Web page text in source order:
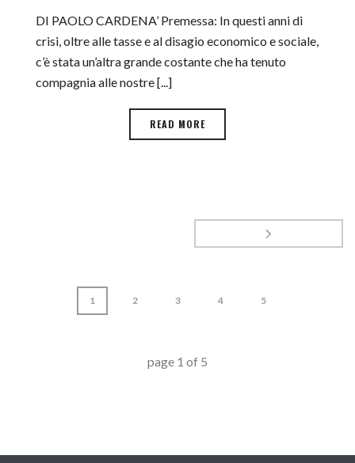
DI PAOLO CARDENA’ Premessa: In questi anni di
crisi, oltre alle tasse e al disagio economico e sociale,
c’è stata un’altra grande costante che ha tenuto
compagnia alle nostre [...]
READ MORE
1 2 3 4 5
page 1 of 5